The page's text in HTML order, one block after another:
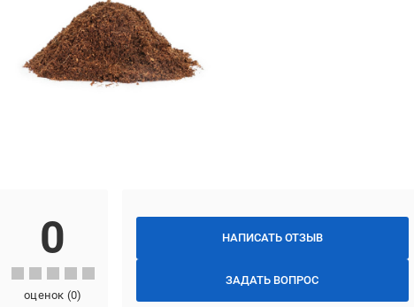
НАПИСАТЬ ОТЗЫВ
ЗАДАТЬ ВОПРОС
0
оценок (0)